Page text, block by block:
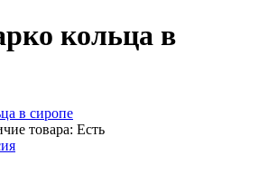
кольца в
товара: Есть